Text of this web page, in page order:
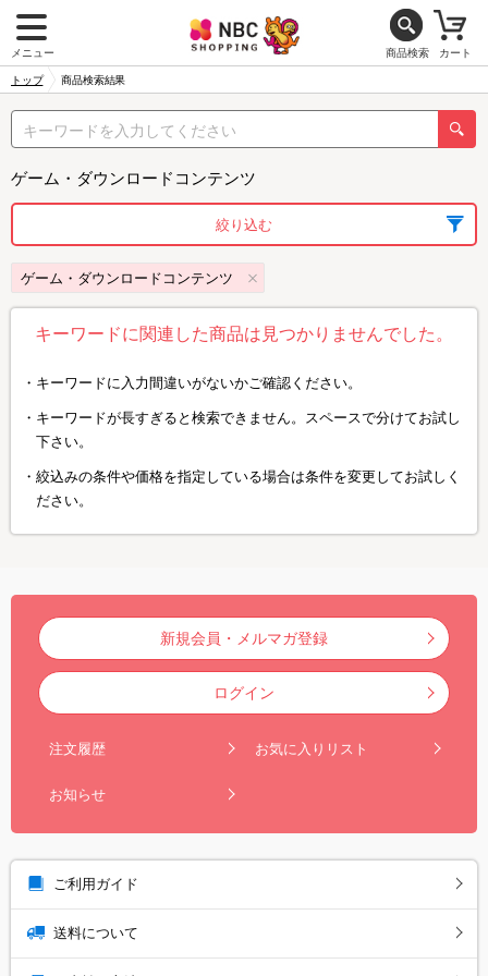
メニュー 商品検索 カート
トップ 商品検索結果
ゲーム・ダウンロードコンテンツ
絞り込む
ゲーム・ダウンロードコンテンツ
キーワードに関連した商品は見つかりませんでした。
キーワードに入力間違いがないかご確認ください。
キーワードが長すぎると検索できません。スペースで分けてお試し
下さい。
絞込みの条件や価格を指定している場合は条件を変更してお試しく
ださい。
新規会員・メルマガ登録
ログイン
注文履歴 お気に入りリスト
お知らせ
ご利用ガイド
送料について